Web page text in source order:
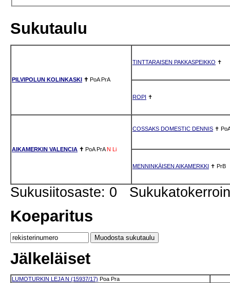
Sukutaulu
PILVIPOLUN KOLINKASKI ✝ PoA PrA
TINTTARAISEN PAKKASPEIKKO ✝
ROPI ✝
AIKAMERKIN VALENCIA ✝ PoA PrA N Li
COSSAKS DOMESTIC DENNIS ✝ PoA
MENNINKÄISEN AIKAMERKKI ✝ PrB
Sukusiitosaste: 0
Koeparitus
Jälkeläiset
LUMOTURKIN LEJA N (15937/17) Poa Pra